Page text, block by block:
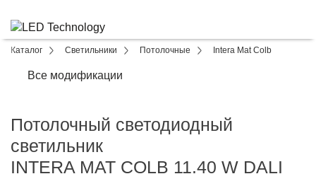
Каталог Светильники Потолочные Intera Mat Colb
Все модификации
Потолочный светодиодный
светильник
INTERA MAT COLB 11.40 W DALI